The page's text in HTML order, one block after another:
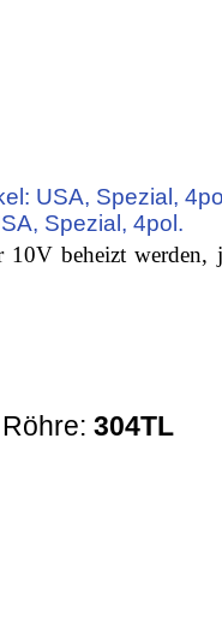
USA, Spezial,
Spezial, 4pol.
beheizt werden,
Röhre:304TL